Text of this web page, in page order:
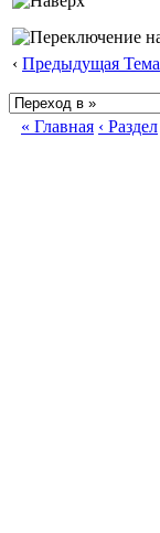
‹ Предыдущая Тема
« Главная ‹ Раздел